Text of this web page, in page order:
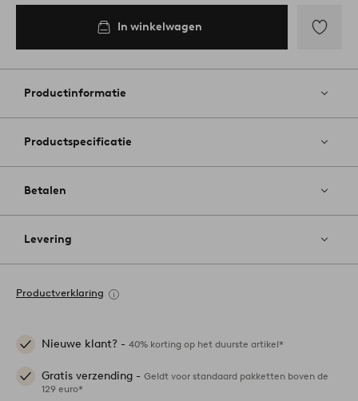
In winkelwagen
aan
Productinformatie
Productspecificatie
Betalen
Levering
Productverklaring
Nieuwe klant? - 40% korting op het duurste artikel*
Gratis verzending - Geldt voor standaard pakketten boven de
129 euro*